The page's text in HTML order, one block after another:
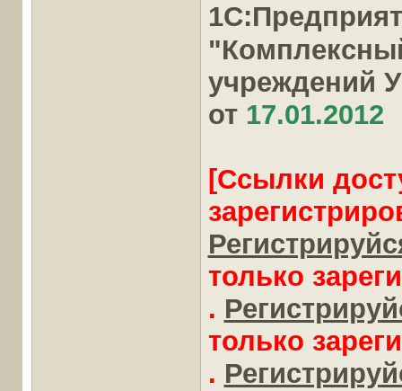
учреждений
от 17.01.2012
[Ссылки
только
.
только
.